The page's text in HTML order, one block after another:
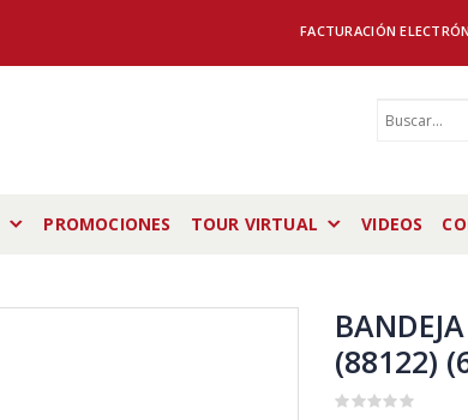
FACTURACIÓN
PROMOCIONES TOUR VIRTUAL VIDEOS
(88122)